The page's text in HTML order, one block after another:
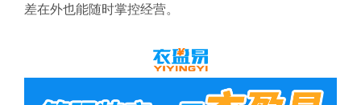
差在外也能随时掌控经营。